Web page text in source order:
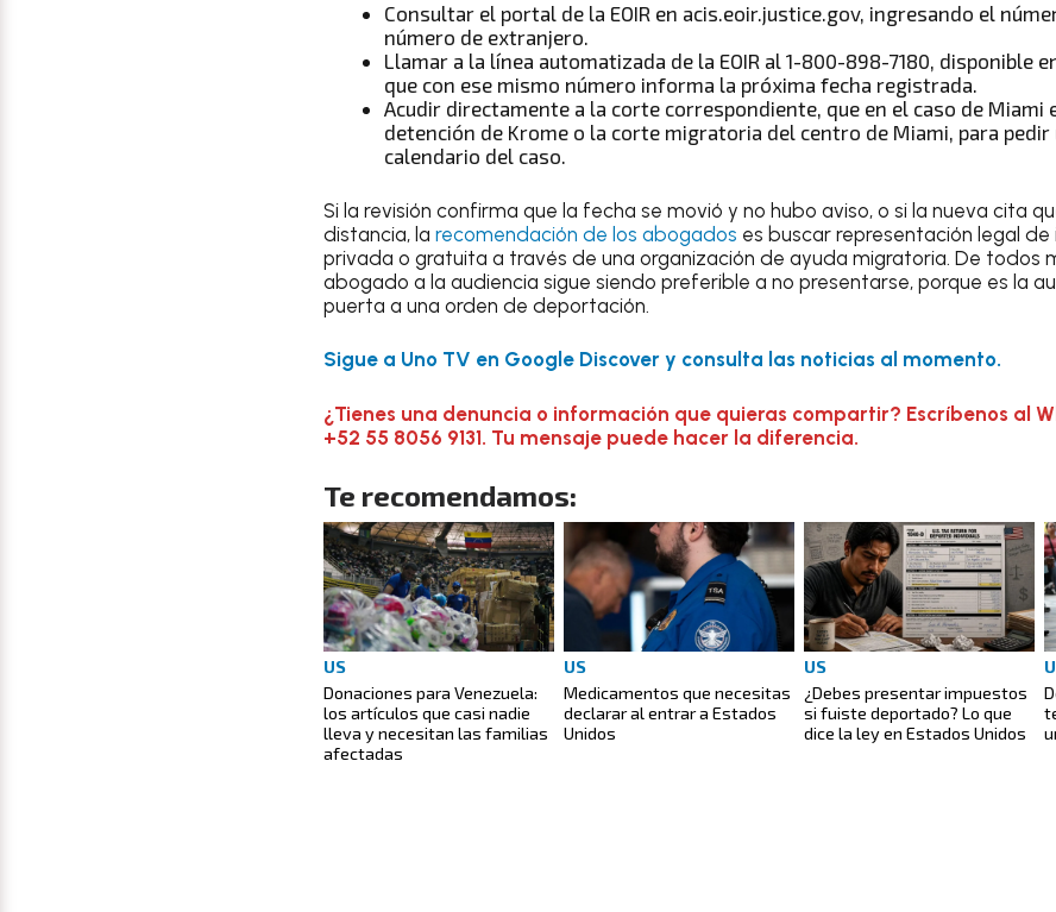
Consultar el portal de la EOIR en acis.eoir.justice.gov, ingresando el
número de extranjero.
Llamar a la línea automatizada de la EOIR al 1-800-898-7180, disponible
que con ese mismo número informa la próxima fecha registrada.
Acudir directamente a la corte correspondiente, que en el caso de Miami
detención de Krome o la corte migratoria del centro de Miami, para pedir
calendario del caso.
Si la revisión confirma que la fecha se movió y no hubo aviso, o si la nueva cita
distancia, la recomendación de los abogados es buscar representación legal
privada o gratuita a través de una organización de ayuda migratoria. De todos
abogado a la audiencia sigue siendo preferible a no presentarse, porque es la
puerta a una orden de deportación.
Sigue a Uno TV en Google Discover y consulta las noticias al momento.
¿Tienes una denuncia o información que quieras compartir? Escríbenos al
+52 55 8056 9131. Tu mensaje puede hacer la diferencia.
Te recomendamos:
US
Donaciones para Venezuela:
los artículos que casi nadie
lleva y necesitan las familias
afectadas
US
Medicamentos que necesitas
declarar al entrar a Estados
Unidos
US
¿Debes presentar impuestos
si fuiste deportado? Lo que
dice la ley en Estados Unidos